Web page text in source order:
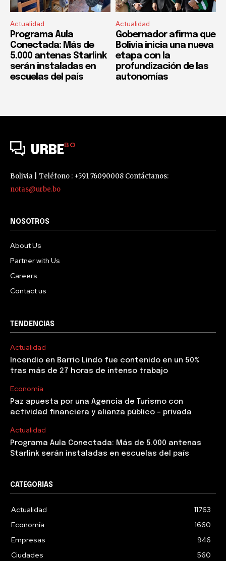
Actualidad
Programa Aula
Conectada: Más de
5.000 antenas Starlink
serán instaladas en
escuelas del país
Actualidad
Gobernador afirma que
Bolivia inicia una nueva
etapa con la
profundización de las
autonomías
URBEBO
Bolivia | Teléfono : +591 76090008 Contáctanos:
notas@urbe.bo
NOSOTROS
About Us
Partner with Us
Careers
Contact us
TENDENCIAS
Actualidad
Incendio en Barrio Lindo fue contenido en un 50%
tras más de 27 horas de intenso trabajo
Economía
Paz apuesta por una Agencia de Turismo con
actividad financiera y alianza público – privada
Actualidad
Programa Aula Conectada: Más de 5.000 antenas
Starlink serán instaladas en escuelas del país
CATEGORIAS
Actualidad
11763
Economía
1660
Empresas
946
Ciudades
560